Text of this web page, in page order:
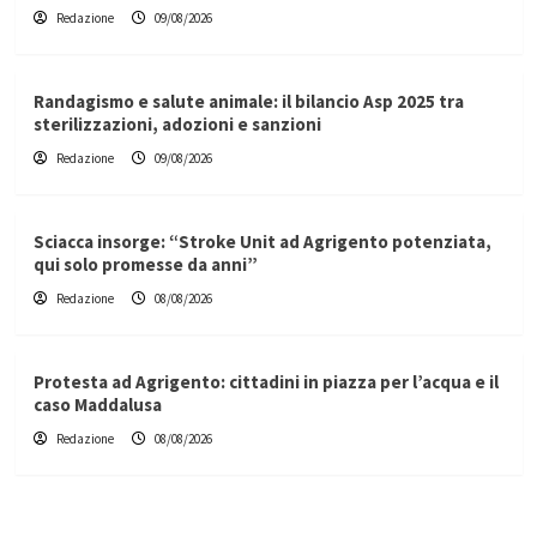
Redazione 09/08/2026
Randagismo e salute animale: il bilancio Asp 2025 tra
sterilizzazioni, adozioni e sanzioni
Redazione 09/08/2026
Sciacca insorge: “Stroke Unit ad Agrigento potenziata,
qui solo promesse da anni”
Redazione 08/08/2026
Protesta ad Agrigento: cittadini in piazza per l’acqua e il
caso Maddalusa
Redazione 08/08/2026